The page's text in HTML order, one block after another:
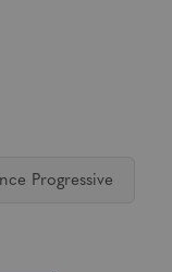
Progressive